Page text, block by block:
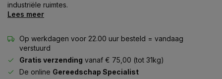
industriële ruimtes.
Lees meer
Op werkdagen voor 22.00 uur besteld = vandaag
verstuurd
Gratis verzending vanaf € 75,00 (tot 31kg)
De online Gereedschap Specialist